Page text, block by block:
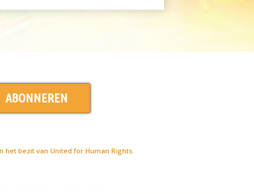
ABONNEREN
het bezit van United for Human Rights.